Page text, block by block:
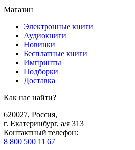
Магазин
Электронные книги
Аудиокниги
Новинки
Бесплатные книги
Импринты
Подборки
Доставка
Как нас найти?
620027, Россия,
г. Екатеринбург, а/я 313
Контактный телефон:
8 800 500 11 67